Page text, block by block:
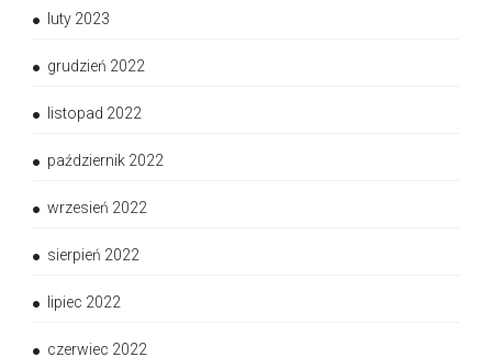
luty 2023
grudzień 2022
listopad 2022
październik 2022
wrzesień 2022
sierpień 2022
lipiec 2022
czerwiec 2022